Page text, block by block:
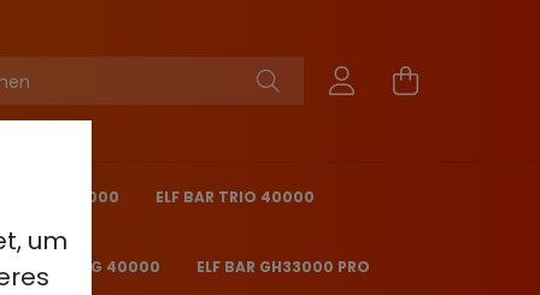
um
PRO 40000 ELF BAR TRIO 40000
BAR ICE KING 40000 ELF BAR GH33000 PRO